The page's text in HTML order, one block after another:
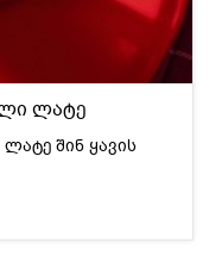
ლატე
შინ ყავის